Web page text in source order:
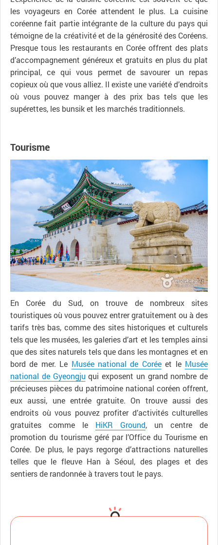
les voyageurs en Corée attendent le plus. La cuisine
coréenne fait partie intégrante de la culture du pays qui
témoigne de la créativité et de la générosité des Coréens.
Presque tous les restaurants en Corée offrent des plats
d’accompagnement généreux et gratuits en plus du plat
principal, ce qui vous permet de savourer un repas
copieux où que vous alliez. Il existe une variété d’endroits
où vous pouvez manger à des prix bas tels que les
supérettes, les bunsik et les marchés traditionnels.
Tourisme
En Corée du Sud, on trouve de nombreux sites
touristiques où vous pouvez entrer gratuitement ou à des
tarifs très bas, comme des sites historiques et culturels
tels que les musées, les galeries d’art et les temples ainsi
que des sites naturels tels que dans les montagnes et en
bord de mer. Le Musée national de Coréeet le Musée
national de Gyeongju qui exposent un grand nombre de
précieuses pièces du patrimoine national coréen offrent,
eux aussi, une entrée gratuite. On trouve aussi des
endroits où vous pouvez profiter d’activités culturelles
gratuites comme le HiKR Ground, un centre de
promotion du tourisme géré par l’Office du Tourisme en
Corée. De plus, le pays regorge d’attractions naturelles
telles que le fleuve Han à Séoul, des plages et des
sentiers de randonnée à travers tout le pays.